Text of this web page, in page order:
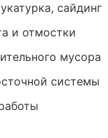
сайдинг
и отмостки
мусора
системы